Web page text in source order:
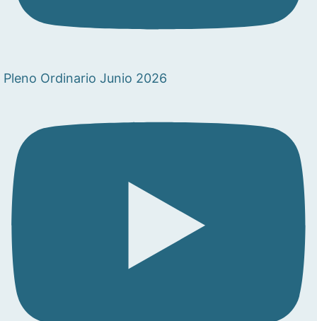
Pleno Ordinario Junio 2026